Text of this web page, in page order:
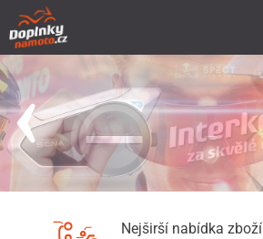
Nejširší nabídka zboží